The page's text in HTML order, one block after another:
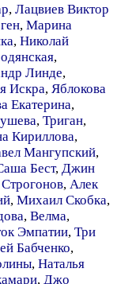
, Лацвиев Виктор
, Марина
, Николай
,
Линде,
Искра, Яблокова
Екатерина,
, Триган,
Кириллова,
Мангупский,
Бест, Джин
, Алек
, Михаил Скобка,
, Велма,
Эмпатии, Три
Бабченко,
, Наталья
, Джо